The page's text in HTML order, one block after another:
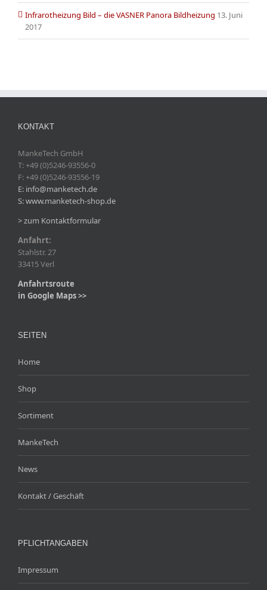
Infrarotheizung Bild – die VASNER Panora Bildheizung 13. Juni
2017
KONTAKT
MankeTech GmbH
T: +49 (0)5246-93556-0
F: +49 (0)5246-93556-19
E: info@manketech.de
S: www.manketech-shop.de
> zum Kontaktformular
Anfahrt:
Stahlstr. 27
33415 Verl
Anfahrtsroute
in Google Maps >>
SEITEN
Home
Shop
Sortiment
MankeTech
News
Kontakt / Geschäft
PFLICHTANGABEN
Impressum